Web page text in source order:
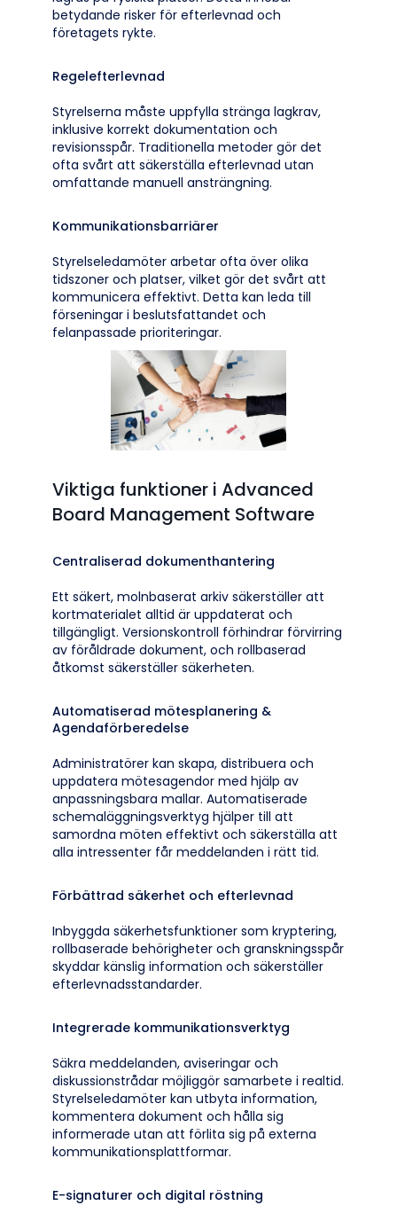
betydande risker för efterlevnad och
företagets rykte.
Regelefterlevnad
Styrelserna måste uppfylla stränga lagkrav,
inklusive korrekt dokumentation och
revisionsspår. Traditionella metoder gör det
ofta svårt att säkerställa efterlevnad utan
omfattande manuell ansträngning.
Kommunikationsbarriärer
Styrelseledamöter arbetar ofta över olika
tidszoner och platser, vilket gör det svårt att
kommunicera effektivt. Detta kan leda till
förseningar i beslutsfattandet och
felanpassade prioriteringar.
Viktiga funktioner i Advanced
Board Management Software
Centraliserad dokumenthantering
Ett säkert, molnbaserat arkiv säkerställer att
kortmaterialet alltid är uppdaterat och
tillgängligt. Versionskontroll förhindrar förvirring
av föråldrade dokument, och rollbaserad
åtkomst säkerställer säkerheten.
Automatiserad mötesplanering &
Agendaförberedelse
Administratörer kan skapa, distribuera och
uppdatera mötesagendor med hjälp av
anpassningsbara mallar. Automatiserade
schemaläggningsverktyg hjälper till att
samordna möten effektivt och säkerställa att
alla intressenter får meddelanden i rätt tid.
Förbättrad säkerhet och efterlevnad
Inbyggda säkerhetsfunktioner som kryptering,
rollbaserade behörigheter och granskningsspår
skyddar känslig information och säkerställer
efterlevnadsstandarder.
Integrerade kommunikationsverktyg
Säkra meddelanden, aviseringar och
diskussionstrådar möjliggör samarbete i realtid.
Styrelseledamöter kan utbyta information,
kommentera dokument och hålla sig
informerade utan att förlita sig på externa
kommunikationsplattformar.
E-signaturer och digital röstning